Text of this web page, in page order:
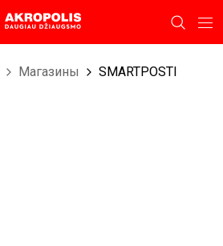
Магазины SMARTPOSTI